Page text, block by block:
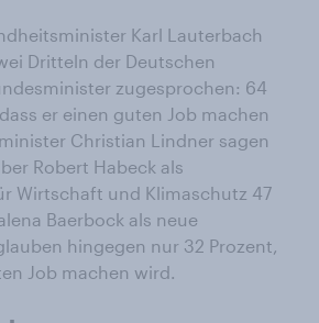
Karl Lauterbach
Dritteln der Deutschen
zugesprochen: 64
er einen guten Job machen
Christian Lindner sagen
Robert Habeck als
Wirtschaft und Klimaschutz 47
Baerbock als neue
hingegen nur 32 Prozent,
Job machen wird.